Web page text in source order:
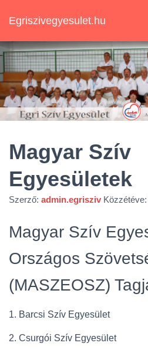
Egriszivegyesulet.hu
Magyar Szív
Egyesületek
Szerző: admin.egrisziv Közzétéve:
Magyar Szív
Országos
(MASZEOSZ)
1. Barcsi Szív Egyesület
2. Csurgói Szív Egyesület